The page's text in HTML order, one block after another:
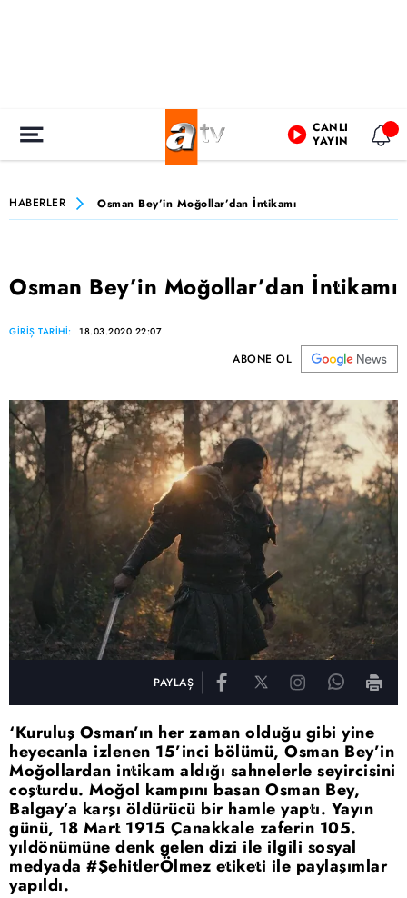
CANLI
YAYIN
HABERLER Osman Bey’in Moğollar’dan İntikamı
Osman Bey’in Moğollar’dan İntikamı
GİRİŞ TARİHİ: 18.03.2020 22:07
ABONE OL
PAYLAŞ
‘Kuruluş Osman’ın her zaman olduğu gibi yine
heyecanla izlenen 15’inci bölümü, Osman Bey’in
Moğollardan intikam aldığı sahnelerle seyircisini
coşturdu. Moğol kampını basan Osman Bey,
Balgay’a karşı öldürücü bir hamle yaptı. Yayın
günü, 18 Mart 1915 Çanakkale zaferin 105.
yıldönümüne denk gelen dizi ile ilgili sosyal
medyada #ŞehitlerÖlmez etiketi ile paylaşımlar
yapıldı.